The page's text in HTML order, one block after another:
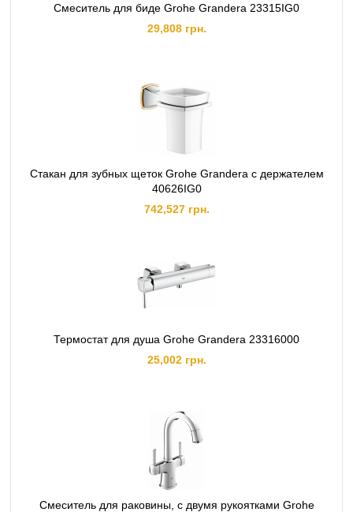
Смеситель для биде Grohe Grandera 23315IG0
29,808 грн.
Стакан для зубных щеток Grohe Grandera с держателем
40626IG0
742,527 грн.
Термостат для душа Grohe Grandera 23316000
25,002 грн.
Смеситель для раковины, с двумя рукоятками Grohe